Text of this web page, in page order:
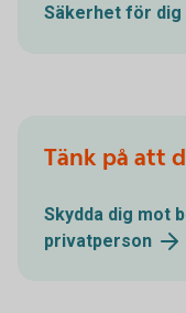
Säkerhet för dig
Tänk på att
Skydda dig mot
privatperson